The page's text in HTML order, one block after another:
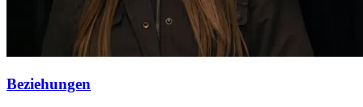
Beziehungen